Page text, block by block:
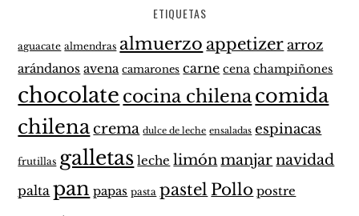
ETIQUETAS
aguacate almendras almuerzo appetizer arroz
arándanos avena camarones carne cena champiñones
chocolate cocina chilenacomida
chilenacrema dulce de leche ensaladas espinacas
frutillas galletas leche limónmanjarnavidad
palta pan papas pasta pastel Pollo postre